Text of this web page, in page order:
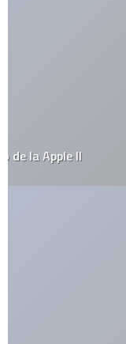
iPhone podría